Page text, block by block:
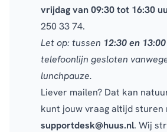
vrijdag van 09:30 tot 16:30
250 33 74.
Let op: tussen 12:30 en
telefoonlijn gesloten
lunchpauze.
Liever mailen? Dat kan
kunt jouw vraag altijd sturen
supportdesk@huus.nl. Wij